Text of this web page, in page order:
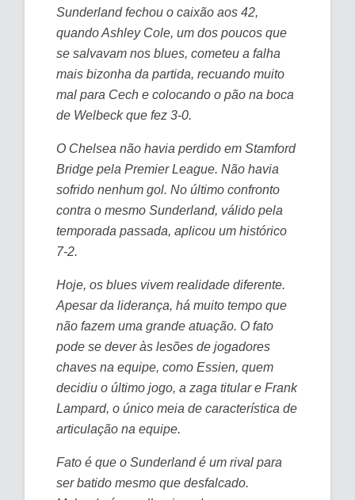
Sunderland fechou o caixão aos 42,
quando Ashley Cole, um dos poucos que
se salvavam nos blues, cometeu a falha
mais bizonha da partida, recuando muito
mal para Cech e colocando o pão na boca
de Welbeck que fez 3-0.
O Chelsea não havia perdido em Stamford
Bridge pela Premier League. Não havia
sofrido nenhum gol. No último confronto
contra o mesmo Sunderland, válido pela
temporada passada, aplicou um histórico
7-2.
Hoje, os blues vivem realidade diferente.
Apesar da liderança, há muito tempo que
não fazem uma grande atuação. O fato
pode se dever às lesões de jogadores
chaves na equipe, como Essien, quem
decidiu o último jogo, a zaga titular e Frank
Lampard, o único meia de característica de
articulação na equipe.
Fato é que o Sunderland é um rival para
ser batido mesmo que desfalcado.